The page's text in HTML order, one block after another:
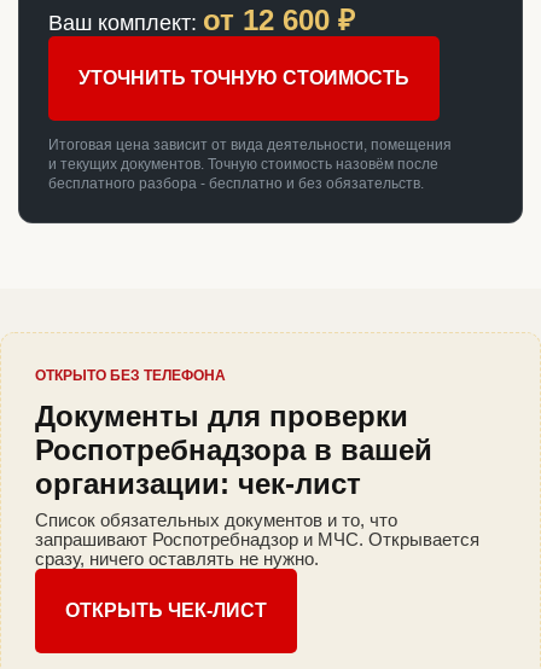
Ваш комплект: от 12 600 ₽
УТОЧНИТЬ ТОЧНУЮ СТОИМОСТЬ
Итоговая цена зависит от вида деятельности, помещения
и текущих документов. Точную стоимость назовём после
бесплатного разбора - бесплатно и без обязательств.
ОТКРЫТО БЕЗ ТЕЛЕФОНА
Документы для проверки
Роспотребнадзора в вашей
организации: чек-лист
Список обязательных документов и то, что
запрашивают Роспотребнадзор и МЧС. Открывается
сразу, ничего оставлять не нужно.
ОТКРЫТЬ ЧЕК-ЛИСТ